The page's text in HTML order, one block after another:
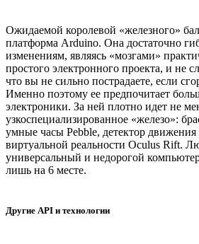
Ожидаемой королевой «железного»
платформа Arduino. Она достаточно
изменениям, являясь «мозгами»
простого электронного проекта, и не
что вы не сильно пострадаете, если
Именно поэтому ее предпочитает
электроники. За ней плотно идет не
узкоспециализированное «железо»:
умные часы Pebble, детектор
виртуальной реальности Oculus Rift.
универсальный и недорогой
лишь на 6 месте.
Другие API и технологии